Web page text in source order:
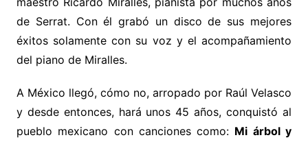
de Serrat. Con él grabó un disco de sus mejores
éxitos solamente con su voz y el acompañamiento
del piano de Miralles.
A México llegó, cómo no, arropado por Raúl Velasco
y desde entonces, hará unos 45 años, conquistó al
pueblo mexicano con canciones como: Mi árbol y